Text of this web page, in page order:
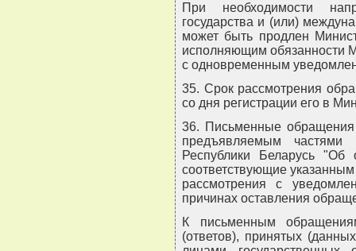
При необходимости
государства и (или)
может быть продлен
исполняющим обязанности
с одновременным
35. Срок рассмотрения
со дня регистрации его в
36. Письменные обращения
предъявляемым
Республики Беларусь
соответствующие
рассмотрения с
причинах оставления
К письменным
(ответов), принятых